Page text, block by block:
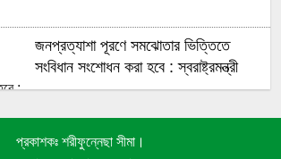
জনপ্রত্যাশা পূরণে সমঝোতার ভিত্তিতে
সংবিধান সংশোধন করা হবে : স্বরাষ্ট্রমন্ত্রী
কৃষিসহ বিভিন্ন খাতে যুক্তরাষ্ট্রকে বিনিয়োগের
প্রকাশকঃ শরীফুন্নেছা সীমা।